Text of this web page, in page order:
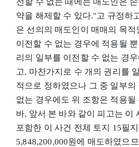
약을 해제할 수 있다."고 규정하
은 선의의 매도인이 매매의 목적
이전할 수 없는 경우에 적용될
리의 일부를 이전할 수 없는 경
고, 마찬가지로 수 개의 권리를
적으로 정하였으나 그 중 일부의
없는 경우에도 위 조항은 적용될
바, 앞서 본 바와 같이 피고는 이
포함한 이 사건 전체 토지 15필
5,848,200,000원에 매도하였으